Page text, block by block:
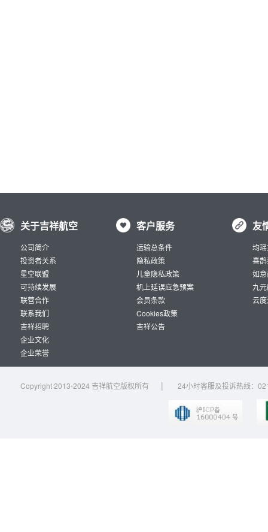
关于吉祥航空
公司简介
投资者关系
星空联盟
可持续发展
联营合作
联系我们
吉祥招聘
企业文化
企业荣誉
客户服务
运输总条件
隐私政策
儿童隐私政策
机上延误应急预案
会员条款
Cookies政策
吉祥公告
友
均
喜
如
九
云
Copyright 2013-2024 吉祥航空版权所有 | 24小时客服及投诉热线：